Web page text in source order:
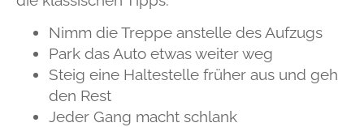
Nimm die Treppe anstelle des Aufzugs
Park das Auto etwas weiter weg
Steig eine Haltestelle früher aus und geh
den Rest
Jeder Gang macht schlank